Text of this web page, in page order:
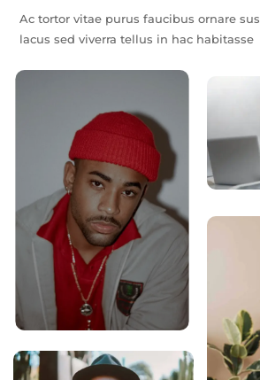
Ac tortor vitae purus faucibus ornare
lacus sed viverra tellus in hac habitasse